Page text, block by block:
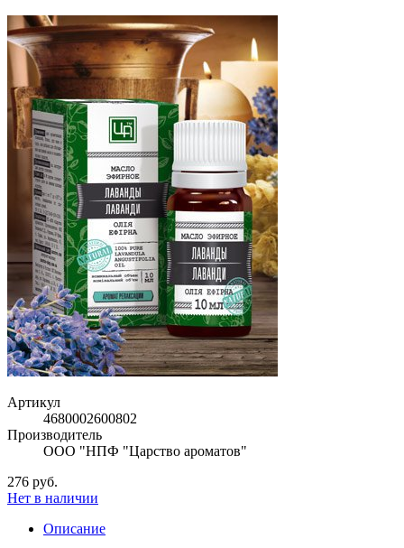
Артикул
4680002600802
Производитель
ООО "НПФ "Царство ароматов"
276 руб.
Нет в наличии
Описание